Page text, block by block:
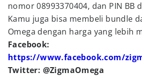
nomor 08993370404, dan PIN BB
Kamu juga bisa membeli bundle
Omega dengan harga yang lebih
Facebook:
https://www.facebook.com/
Twitter: @ZigmaOmega